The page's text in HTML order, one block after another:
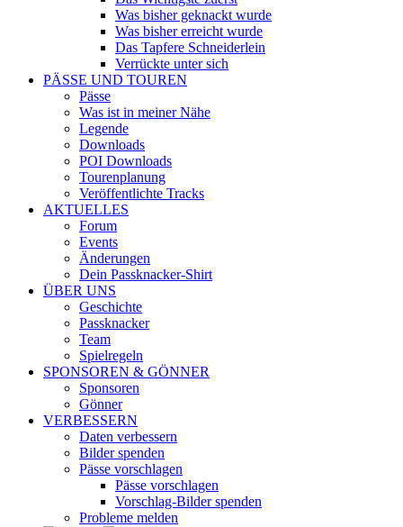
Was bisher geknackt wurde
Was bisher erreicht wurde
Das Tapfere Schneiderlein
Verrückte unter sich
PÄSSE UND TOUREN
Pässe
Was ist in meiner Nähe
Legende
Downloads
POI Downloads
Tourenplanung
Veröffentlichte Tracks
AKTUELLES
Forum
Events
Änderungen
Dein Passknacker-Shirt
ÜBER UNS
Geschichte
Passknacker
Team
Spielregeln
SPONSOREN & GÖNNER
Sponsoren
Gönner
VERBESSERN
Daten verbessern
Bilder spenden
Pässe vorschlagen
Pässe vorschlagen
Vorschlag-Bilder spenden
Probleme melden